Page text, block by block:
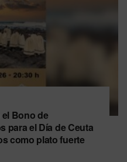
Bono de
para el Día de Ceuta
como plato fuerte